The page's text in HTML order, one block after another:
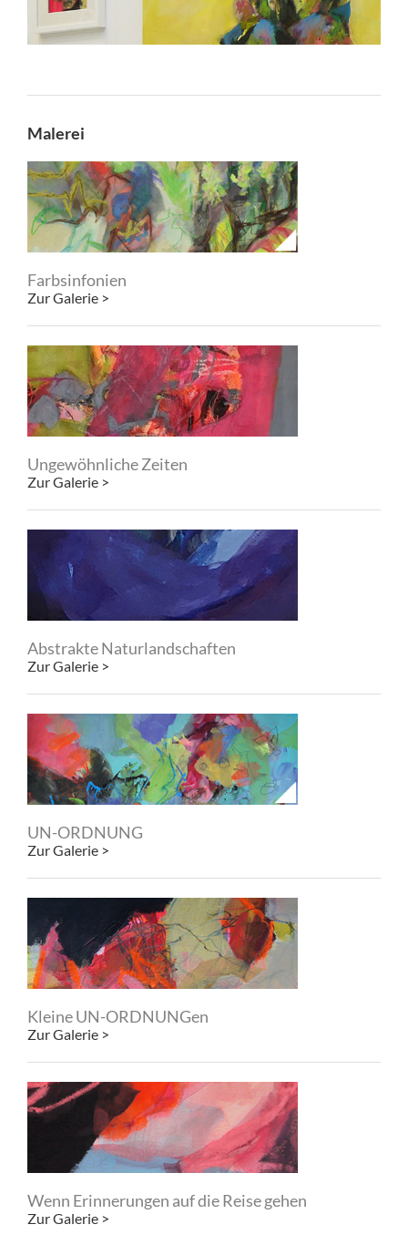
Malerei
Farbsinfonien
Zur Galerie >
Ungewöhnliche Zeiten
Zur Galerie >
Abstrakte Naturlandschaften
Zur Galerie >
UN-ORDNUNG
Zur Galerie >
Kleine UN-ORDNUNGen
Zur Galerie >
Wenn Erinnerungen auf die Reise gehen
Zur Galerie >